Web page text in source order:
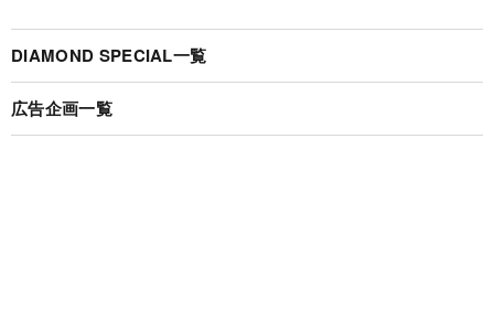
DIAMOND SPECIAL一覧
広告企画一覧